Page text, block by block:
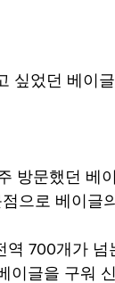
싶었던 베이
방문했던 베
으로 베이글
역 700개가 넘
이글을 구워